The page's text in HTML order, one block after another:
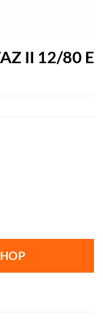
II 12/80 E